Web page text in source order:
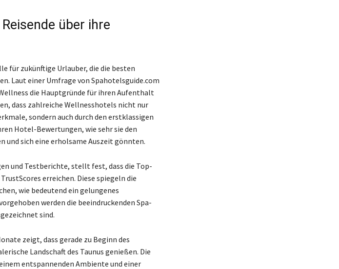
über ihre
für zukünftige Urlauber, die die besten
Laut einer Umfrage von Spahotelsguide.com
die Hauptgründe für ihren Aufenthalt
dass zahlreiche Wellnesshotels nicht nur
sondern auch durch den erstklassigen
Hotel-Bewertungen, wie sehr sie den
sich eine erholsame Auszeit gönnten.
und Testberichte, stellt fest, dass die Top-
erreichen. Diese spiegeln die
wie bedeutend ein gelungenes
werden die beeindruckenden Spa-
sind.
zeigt, dass gerade zu Beginn des
Landschaft des Taunus genießen. Die
entspannenden Ambiente und einer